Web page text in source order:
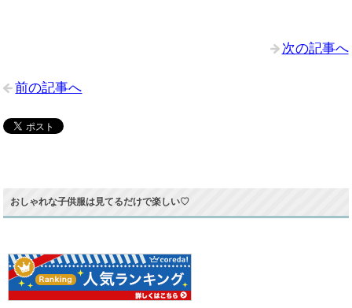
次の記事へ
前の記事へ
おしゃれな子供服は見てるだけで楽しい♡